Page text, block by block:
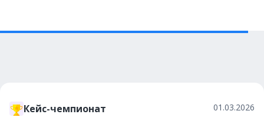
Кейс-чемпионат 01.03.2026